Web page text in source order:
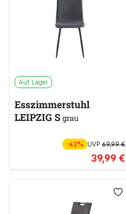
Auf Lager
Esszimmerstuhl
LEIPZIG Sgrau
-42% UVP 69,99 €
39,99 €